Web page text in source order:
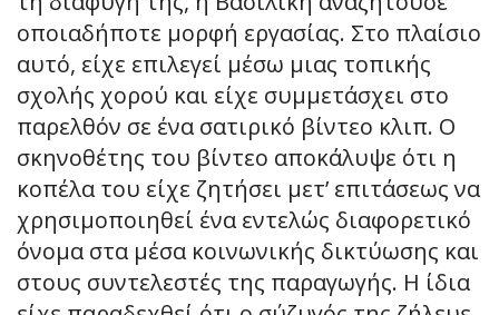
οποιαδήποτε μορφή εργασίας. Στο πλαίσιο
αυτό, είχε επιλεγεί μέσω μιας τοπικής
σχολής χορού και είχε συμμετάσχει στο
παρελθόν σε ένα σατιρικό βίντεο κλιπ. Ο
σκηνοθέτης του βίντεο αποκάλυψε ότι η
κοπέλα του είχε ζητήσει μετ’ επιτάσεως να
χρησιμοποιηθεί ένα εντελώς διαφορετικό
όνομα στα μέσα κοινωνικής δικτύωσης και
στους συντελεστές της παραγωγής. Η ίδια